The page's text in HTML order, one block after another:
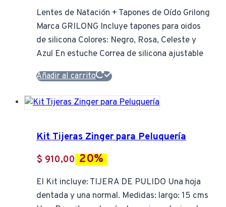
Lentes de Natación + Tapones de Oído Grilong
Marca GRILONG Incluye tapones para oidos
de silicona Colores: Negro, Rosa, Celeste y
Azul En estuche Correa de silicona ajustable
Añadir al carrito
Kit Tijeras Zinger para Peluquería
$ 910,00 20%
El Kit incluye: TIJERA DE PULIDO Una hoja
dentada y una normal. Medidas: largo: 15 cms